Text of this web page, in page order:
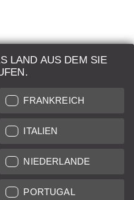
LAND AUS DEM SIE
FRANKREICH
ITALIEN
NIEDERLANDE
PORTUGAL